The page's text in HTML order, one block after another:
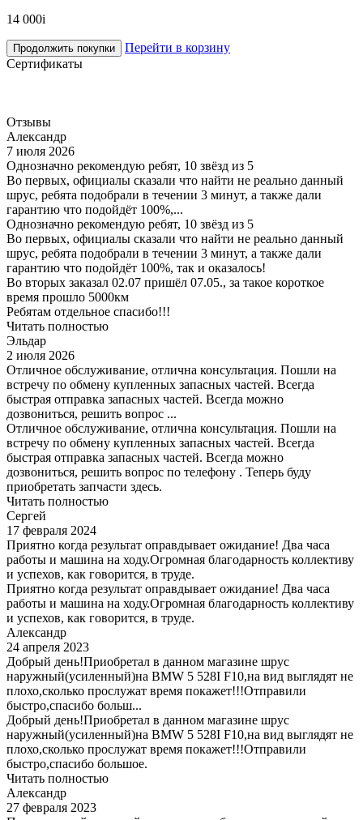
14 000i
Продолжить покупки
Перейти в корзину
Сертификаты
Отзывы
Александр
7 июля 2026
Однозначно рекомендую ребят, 10 звёзд из 5
Во первых, официалы сказали что найти не реально данный
шрус, ребята подобрали в течении 3 минут, а также дали
гарантию что подойдёт 100%,...
Однозначно рекомендую ребят, 10 звёзд из 5
Во первых, официалы сказали что найти не реально данный
шрус, ребята подобрали в течении 3 минут, а также дали
гарантию что подойдёт 100%, так и оказалось!
Во вторых заказал 02.07 пришёл 07.05., за такое короткое
время прошло 5000км
Ребятам отдельное спасибо!!!
Читать полностью
Эльдар
2 июля 2026
Отличное обслуживание, отлична консультация. Пошли на
встречу по обмену купленных запасных частей. Всегда
быстрая отправка запасных частей. Всегда можно
дозвониться, решить вопрос ...
Отличное обслуживание, отлична консультация. Пошли на
встречу по обмену купленных запасных частей. Всегда
быстрая отправка запасных частей. Всегда можно
дозвониться, решить вопрос по телефону . Теперь буду
приобретать запчасти здесь.
Читать полностью
Сергей
17 февраля 2024
Приятно когда результат оправдывает ожидание! Два часа
работы и машина на ходу.Огромная благодарность коллективу
и успехов, как говорится, в труде.
Приятно когда результат оправдывает ожидание! Два часа
работы и машина на ходу.Огромная благодарность коллективу
и успехов, как говорится, в труде.
Александр
24 апреля 2023
Добрый день!Приобретал в данном магазине шрус
наружный(усиленный)на BMW 5 528I F10,на вид выглядят не
плохо,сколько прослужат время покажет!!!Отправили
быстро,спасибо больш...
Добрый день!Приобретал в данном магазине шрус
наружный(усиленный)на BMW 5 528I F10,на вид выглядят не
плохо,сколько прослужат время покажет!!!Отправили
быстро,спасибо большое.
Читать полностью
Александр
27 февраля 2023